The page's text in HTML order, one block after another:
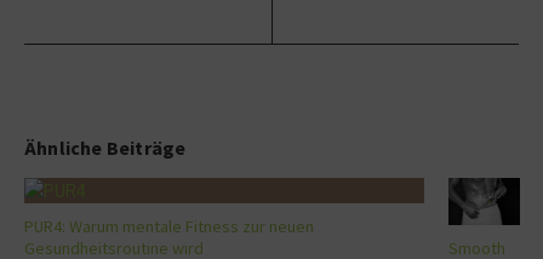
Ähnliche Beiträge
PUR4: Warum mentale Fitness zur neuen
Gesundheitsroutine wird
Smooth